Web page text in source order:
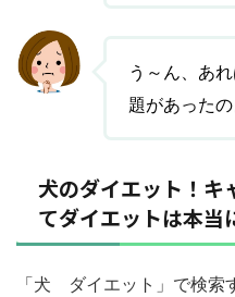
う～ん、あ
題があった
犬のダイエット！キ
てダイエットは本当
「犬 ダイエット」で検索